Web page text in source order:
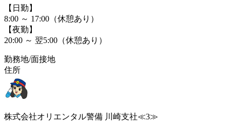
【日勤】
8:00 ～ 17:00（休憩あり）
【夜勤】
20:00 ～ 翌5:00（休憩あり）
勤務地/面接地
住所
株式会社オリエンタル警備 川崎支社≪3≫